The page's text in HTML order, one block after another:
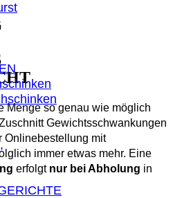
Menge so genau wie möglich
Gewichtsschwankungen
Onlinebestellung mit
immer etwas mehr. Eine
erfolgt nur bei Abholung in